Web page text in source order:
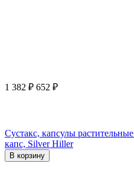
1 382 ₽ 652 ₽
Сустакс, капсулы
капс, Silver Hiller
В корзину